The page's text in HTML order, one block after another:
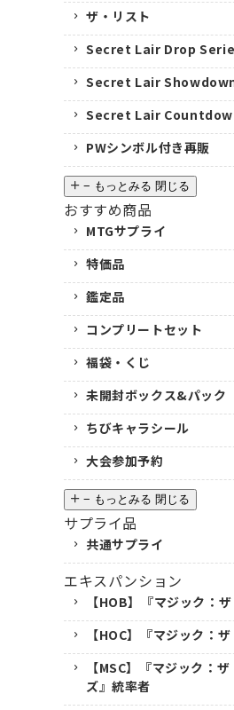
ザ・リスト
Secret Lair Drop
Secret Lair
Secret Lair
PWシンボル付き再販
− もっとみる 閉じる
おすすめ商品
MTGサプライ
特価品
鑑定品
コンプリートセット
福袋・くじ
未開封ボックス&パック
ちびキャラシール
大会参加予約
− もっとみる 閉じる
サプライ品
共通サプライ
エキスパンション
【HOB】『マジック：
【HOC】『マジック：
【MSC】『マジック：
ズ』統率者